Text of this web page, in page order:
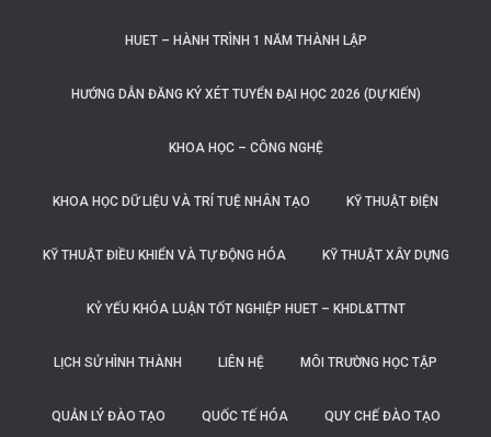
HUET – HÀNH TRÌNH 1 NĂM THÀNH LẬP
HƯỚNG DẪN ĐĂNG KÝ XÉT TUYỂN ĐẠI HỌC 2026 (DỰ KIẾN)
KHOA HỌC – CÔNG NGHỆ
KHOA HỌC DỮ LIỆU VÀ TRÍ TUỆ NHÂN TẠO KỸ THUẬT ĐIỆN
KỸ THUẬT ĐIỀU KHIỂN VÀ TỰ ĐỘNG HÓA KỸ THUẬT XÂY DỰNG
KỶ YẾU KHÓA LUẬN TỐT NGHIỆP HUET – KHDL&TTNT
LỊCH SỬ HÌNH THÀNH LIÊN HỆ MÔI TRƯỜNG HỌC TẬP
QUẢN LÝ ĐÀO TẠO QUỐC TẾ HÓA QUY CHẾ ĐÀO TẠO